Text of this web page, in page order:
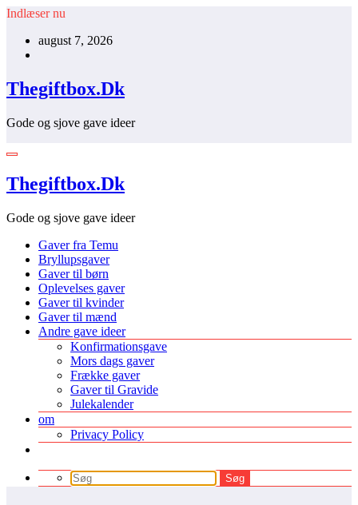
Videre
indhold
Indlæser nu
august 7, 2026
Thegiftbox.Dk
Gode og sjove gave ideer
Thegiftbox.Dk
Gode og sjove gave ideer
Gaver fra Temu
Bryllupsgaver
Gaver til børn
Oplevelses gaver
Gaver til kvinder
Gaver til mænd
Andre gave ideer
Konfirmationsgave
Mors dags gaver
Frække gaver
Gaver til Gravide
Julekalender
om
Privacy Policy